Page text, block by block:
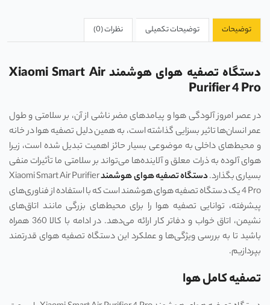
توضیحات توضیحات تکمیلی نظرات (0)
دستگاه تصفیه هوای هوشمند Xiaomi Smart Air
Purifier 4 Pro
در عصر امروز آلودگی هوا و پیامدهای مضر ناشی از آن، بر سلامتی و طول
عمر انسان‌ها تاثیر بسزایی گذاشته است، به همین دلیل تصفیه هوا در خانه
و محیط‌های داخلی به موضوعی بسیار حائز اهمیت تبدیل شده است، زیرا
هوای آلوده به ذرات معلق و آلاینده‌ها می‌تواند بر سلامتی ما تأثیرات منفی
بسیاری بگذارد.دستگاه تصفیه هوای هوشمندXiaomi Smart Air Purifier
4 Pro یک دستگاه تصفیه هوای هوشمند است که با استفاده از فناوری‌های
پیشرفته، توانایی تصفیه هوا را برای محیط‌های بزرگی مانند اتاق‌های
نشیمن، اتاق خواب و دفاتر کار ارائه می‌دهد. در ادامه با کالا 360 همراه
باشید تا به بررسی ویژگی‌ها و عملکرد این دستگاه تصفیه هوای قدرتمند
بپردازیم.
تصفیه کامل هوا